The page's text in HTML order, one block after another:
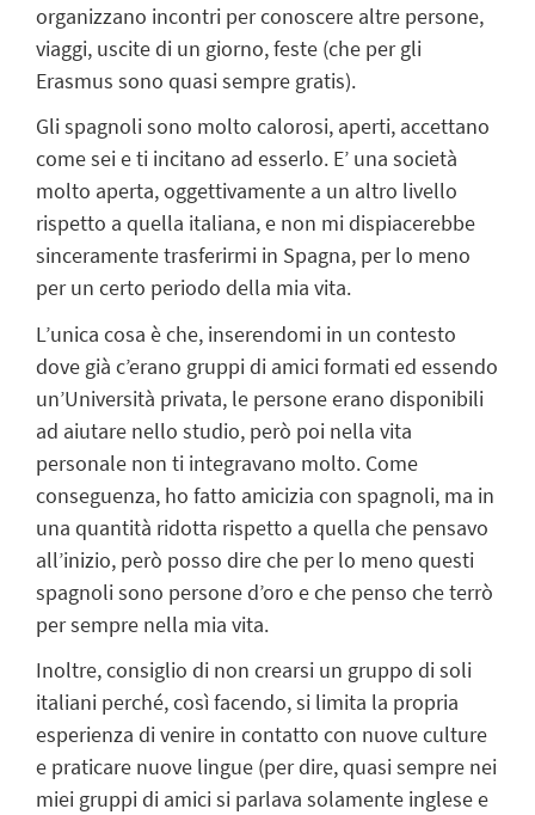
organizzano incontri per conoscere altre persone,
viaggi, uscite di un giorno, feste (che per gli
Erasmus sono quasi sempre gratis).
Gli spagnoli sono molto calorosi, aperti, accettano
come sei e ti incitano ad esserlo. E’ una società
molto aperta, oggettivamente a un altro livello
rispetto a quella italiana, e non mi dispiacerebbe
sinceramente trasferirmi in Spagna, per lo meno
per un certo periodo della mia vita.
L’unica cosa è che, inserendomi in un contesto
dove già c’erano gruppi di amici formati ed essendo
un’Università privata, le persone erano disponibili
ad aiutare nello studio, però poi nella vita
personale non ti integravano molto. Come
conseguenza, ho fatto amicizia con spagnoli, ma in
una quantità ridotta rispetto a quella che pensavo
all’inizio, però posso dire che per lo meno questi
spagnoli sono persone d’oro e che penso che terrò
per sempre nella mia vita.
Inoltre, consiglio di non crearsi un gruppo di soli
italiani perché, così facendo, si limita la propria
esperienza di venire in contatto con nuove culture
e praticare nuove lingue (per dire, quasi sempre nei
miei gruppi di amici si parlava solamente inglese e